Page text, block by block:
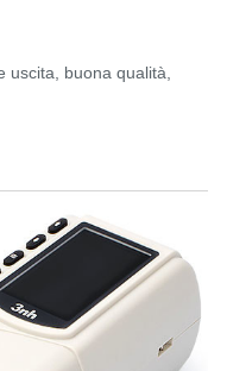
uscita, buona qualità,